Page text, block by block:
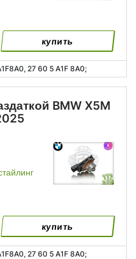
купить
27 60 5 A1F 8A0;
BMW X5M
купить
27 60 5 A1F 8A0;